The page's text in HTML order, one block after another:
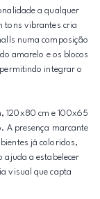
a qualquer
tons vibrantes cria
numa composição
amarelo e os blocos
integrar o
120x80 cm e 100x65
A presença marcante
já coloridos,
ajuda a estabelecer
visual que capta